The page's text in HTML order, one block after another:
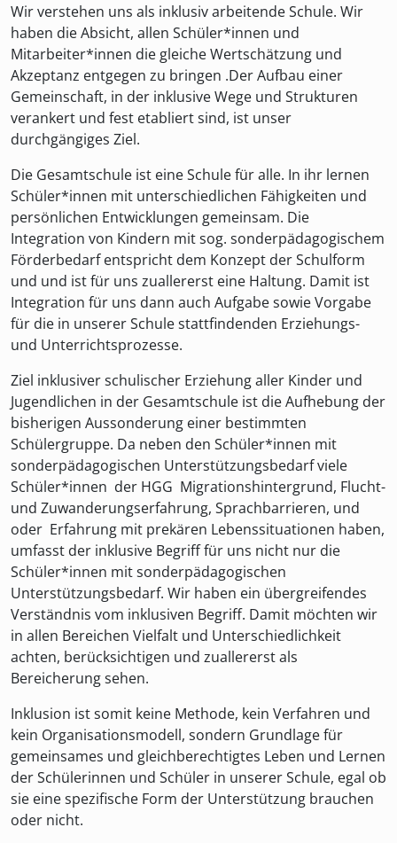
Wir verstehen uns als inklusiv arbeitende Schule. Wir
haben die Absicht, allen Schüler*innen und
Mitarbeiter*innen die gleiche Wertschätzung und
Akzeptanz entgegen zu bringen .Der Aufbau einer
Gemeinschaft, in der inklusive Wege und Strukturen
verankert und fest etabliert sind, ist unser
durchgängiges Ziel.
Die Gesamtschule ist eine Schule für alle. In ihr lernen
Schüler*innen mit unterschiedlichen Fähigkeiten und
persönlichen Entwicklungen gemeinsam. Die
Integration von Kindern mit sog. sonderpädagogischem
Förderbedarf entspricht dem Konzept der Schulform
und und ist für uns zuallererst eine Haltung. Damit ist
Integration für uns dann auch Aufgabe sowie Vorgabe
für die in unserer Schule stattfindenden Erziehungs-
und Unterrichtsprozesse.
Ziel inklusiver schulischer Erziehung aller Kinder und
Jugendlichen in der Gesamtschule ist die Aufhebung der
bisherigen Aussonderung einer bestimmten
Schülergruppe. Da neben den Schüler*innen mit
sonderpädagogischen Unterstützungsbedarf viele
Schüler*innen der HGG Migrationshintergrund, Flucht-
und Zuwanderungserfahrung, Sprachbarrieren, und
oder Erfahrung mit prekären Lebenssituationen haben,
umfasst der inklusive Begriff für uns nicht nur die
Schüler*innen mit sonderpädagogischen
Unterstützungsbedarf. Wir haben ein übergreifendes
Verständnis vom inklusiven Begriff. Damit möchten wir
in allen Bereichen Vielfalt und Unterschiedlichkeit
achten, berücksichtigen und zuallererst als
Bereicherung sehen.
Inklusion ist somit keine Methode, kein Verfahren und
kein Organisationsmodell, sondern Grundlage für
gemeinsames und gleichberechtigtes Leben und Lernen
der Schülerinnen und Schüler in unserer Schule, egal ob
sie eine spezifische Form der Unterstützung brauchen
oder nicht.